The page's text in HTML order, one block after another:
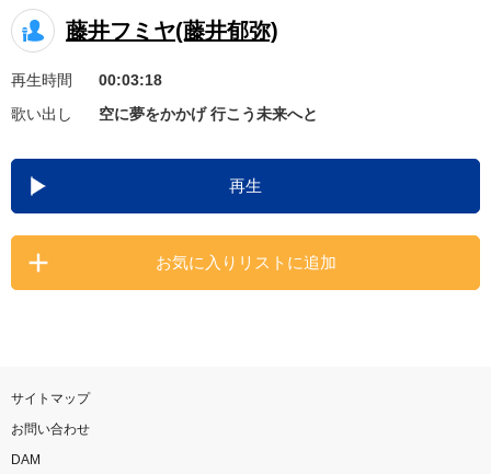
キャンペーン
お知らせ よくあるご質問
DAMの新曲・ランキングなど
カラオケ最新情報をチェック！
藤井フミヤ(藤井郁弥)
再生時間
00:03:18
歌い出し
空に夢をかかげ 行こう未来へと
再生
お気に入りリストに追加
サイトマップ
お問い合わせ
DAM